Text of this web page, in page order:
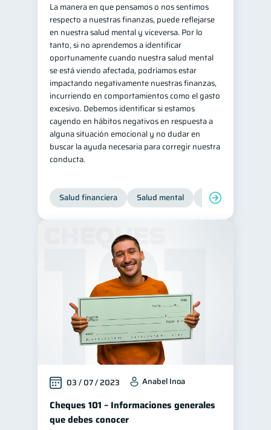
La manera en que pensamos o nos sentimos
respecto a nuestras finanzas, puede reflejarse
en nuestra salud mental y viceversa. Por lo
tanto, si no aprendemos a identificar
oportunamente cuando nuestra salud mental
se está viendo afectada, podríamos estar
impactando negativamente nuestras finanzas,
incurriendo en comportamientos como el gasto
excesivo. Debemos identificar si estamos
cayendo en hábitos negativos en respuesta a
alguna situación emocional y no dudar en
buscar la ayuda necesaria para corregir nuestra
conducta.
Salud financiera Salud mental Inclusión
03 / 07 / 2023 Anabel Inoa
Cheques 101 – Informaciones generales
que debes conocer